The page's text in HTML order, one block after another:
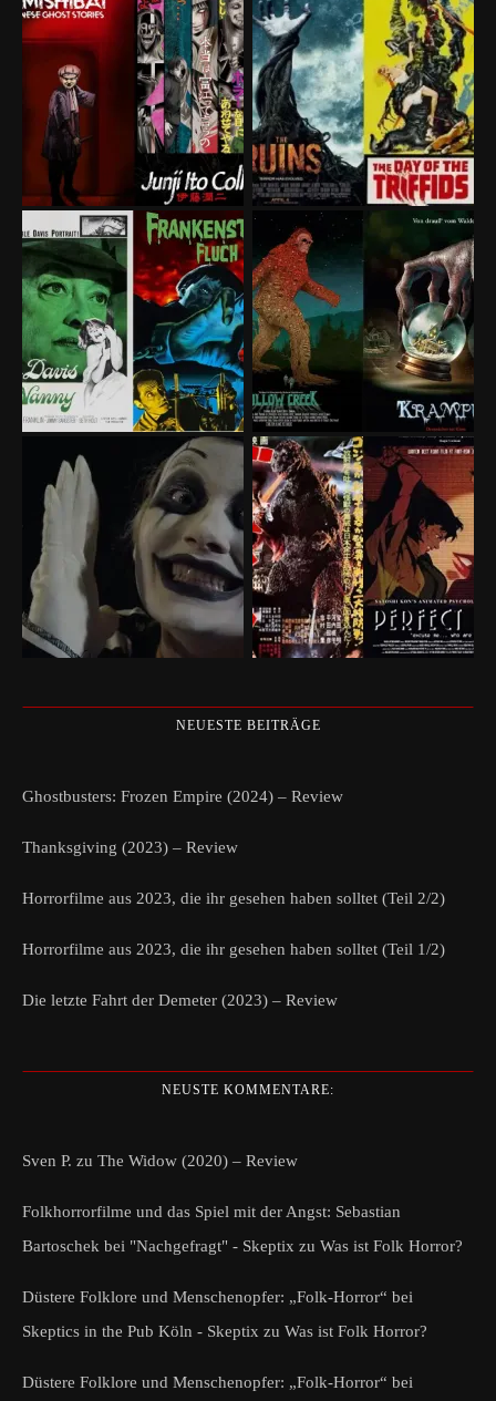
NEUESTE BEITRÄGE
Ghostbusters: Frozen Empire (2024) – Review
Thanksgiving (2023) – Review
Horrorfilme aus 2023, die ihr gesehen haben solltet (Teil 2/2)
Horrorfilme aus 2023, die ihr gesehen haben solltet (Teil 1/2)
Die letzte Fahrt der Demeter (2023) – Review
NEUSTE KOMMENTARE:
Sven P. zu The Widow (2020) – Review
Folkhorrorfilme und das Spiel mit der Angst: Sebastian
Bartoschek bei "Nachgefragt" - Skeptix zu Was ist Folk Horror?
Düstere Folklore und Menschenopfer: „Folk-Horror“ bei
Skeptics in the Pub Köln - Skeptix zu Was ist Folk Horror?
Düstere Folklore und Menschenopfer: „Folk-Horror“ bei